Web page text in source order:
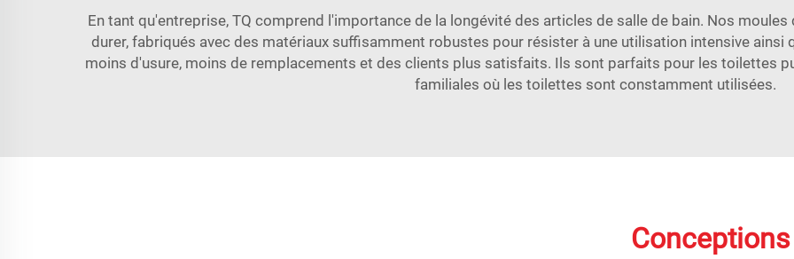
En tant qu'entreprise, TQ comprend l'importance de la longévité des articles de salle de bain. Nos
durer, fabriqués avec des matériaux suffisamment robustes pour résister à une utilisation intensive ainsi
moins d'usure, moins de remplacements et des clients plus satisfaits. Ils sont parfaits pour les toilettes
familiales où les toilettes sont constamment utilisées.